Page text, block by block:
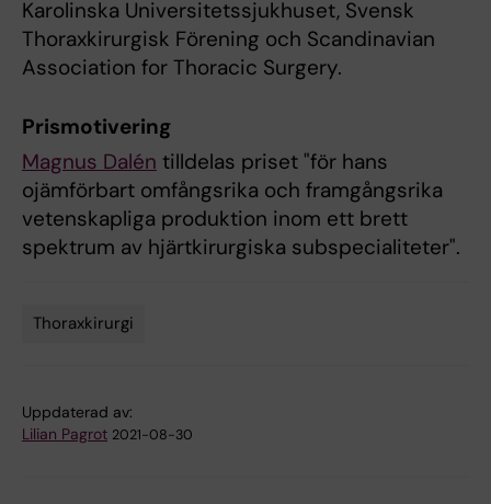
Karolinska Universitetssjukhuset, Svensk
Thoraxkirurgisk Förening och Scandinavian
Association for Thoracic Surgery.
Prismotivering
Magnus Dalén tilldelas priset "för hans
ojämförbart omfångsrika och framgångsrika
vetenskapliga produktion inom ett brett
spektrum av hjärtkirurgiska subspecialiteter".
Thoraxkirurgi
Uppdaterad av:
Lilian Pagrot 2021-08-30